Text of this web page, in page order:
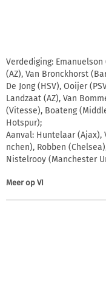
Verdediging:
(AZ), Van Bronckhorst
De Jong (HSV), Ooijer
Landzaat (AZ), Van
(Vitesse), Boateng
Hotspur);
Aanval: Huntelaar (Ajax),
nchen), Robben
Nistelrooy (Manchester
Meer op VI